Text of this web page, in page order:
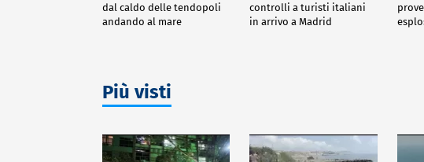
dal caldo delle tendopoli
andando al mare
controlli a turisti italiani
in arrivo a Madrid
Più visti